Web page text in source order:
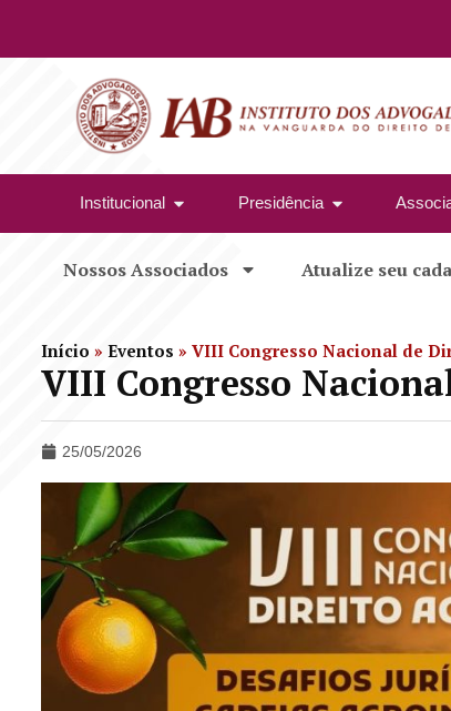
Institucional Presidência
Nossos Associados Atualize seu
Início » Eventos » VIII Congresso Nacional de
VIII Congresso
25/05/2026